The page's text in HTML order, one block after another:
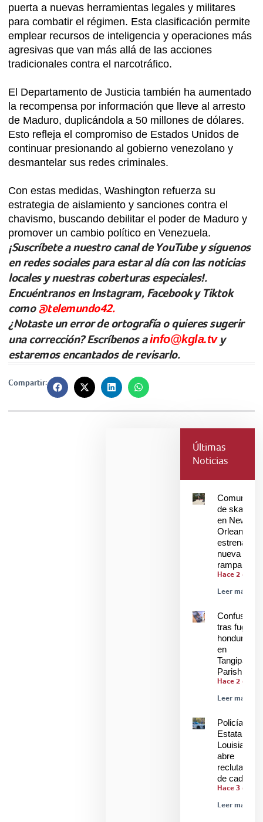
puerta a nuevas herramientas legales y militares
para combatir el régimen. Esta clasificación permite
emplear recursos de inteligencia y operaciones más
agresivas que van más allá de las acciones
tradicionales contra el narcotráfico.
El Departamento de Justicia también ha aumentado
la recompensa por información que lleve al arresto
de Maduro, duplicándola a 50 millones de dólares.
Esto refleja el compromiso de Estados Unidos de
continuar presionando al gobierno venezolano y
desmantelar sus redes criminales.
Con estas medidas, Washington refuerza su
estrategia de aislamiento y sanciones contra el
chavismo, buscando debilitar el poder de Maduro y
promover un cambio político en Venezuela.
¡Suscríbete a nuestro canal de YouTube y síguenos
en redes sociales para estar al día con las noticias
locales y nuestras coberturas especiales!.
Encuéntranos en Instagram, Facebook y Tiktok
como@telemundo42.
¿Notaste un error de ortografía o quieres sugerir
una corrección? Escríbenos ainfo@kgla.tvy
estaremos encantados de revisarlo.
Compartir:
Últimas
Noticias
Comunidad
de skaters
en New
Orleans
estrenan
nueva
rampa
Hace 2 días
Leer más »
Confusión
tras fuga de
hondureños
en
Tangipahoa
Parish
Hace 2 días
Leer más »
Policía
Estatal de
Louisiana
abre
de cadetes
Hace 3 días
Leer más »